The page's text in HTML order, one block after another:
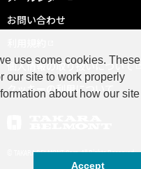
お問い合わせ
個人情報の取り扱いについて
クッキーの利用について
© TAKARA BELMONT Corp. All Rights Reserved.
use some cookies. These
our site to work properly
about how our site
Accept